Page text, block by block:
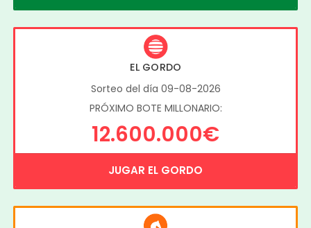
EL GORDO
Sorteo del día 09-08-2026
PRÓXIMO BOTE MILLONARIO:
12.600.000€
JUGAR EL GORDO